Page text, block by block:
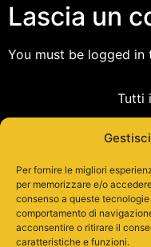
Per fornire le migliori
per memorizzare e/o
consenso a queste
comportamento di
acconsentire o ritirare il
caratteristiche e funzioni.
Lascia un
You must be logged in
Tutti